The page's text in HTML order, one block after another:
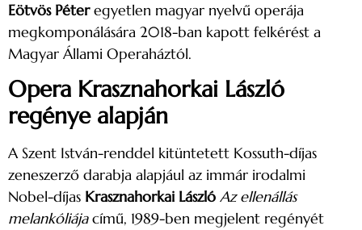
Eötvös Péteregyetlen magyar nyelvű operája
megkomponálására 2018-ban kapott felkérést a
Magyar Állami Operaháztól.
Opera Krasznahorkai László
regénye alapján
A Szent István-renddel kitüntetett Kossuth-díjas
zeneszerző darabja alapjául az immár irodalmi
Nobel-díjas Krasznahorkai László Az ellenállás
melankóliájacímű, 1989-ben megjelent regényét